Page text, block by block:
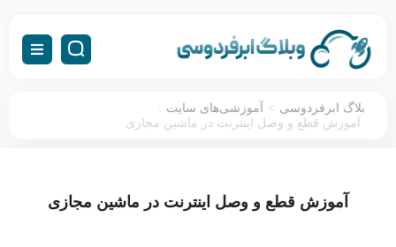
بلاگ ابرفردوسی > آموزشی‌های سایت :
آموزش قطع و وصل اینترنت در ماشین مجازی
آموزش قطع و وصل اینترنت در ماشین مجازی